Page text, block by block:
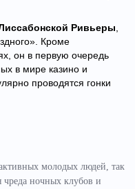
Ривьеры
Кроме
он в первую очередь
в мире казино и
проводятся гонки
молодых людей, так
чреда ночных клубов и